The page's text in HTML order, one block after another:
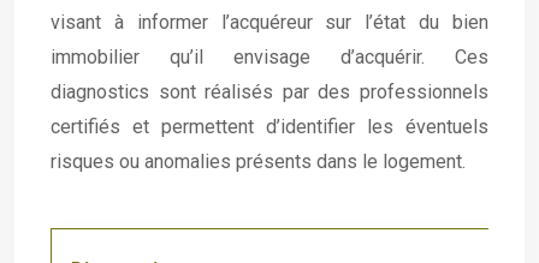
visant à informer l’acquéreur sur l’état du bien
immobilier qu’il envisage d’acquérir. Ces
diagnostics sont réalisés par des professionnels
certifiés et permettent d’identifier les éventuels
risques ou anomalies présents dans le logement.